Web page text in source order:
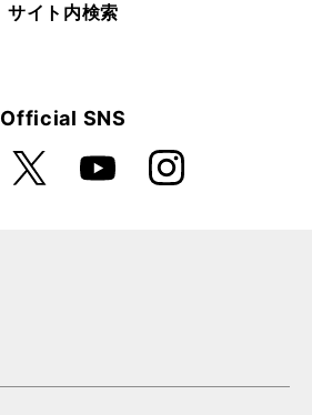
サイト内検索
Official SNS
YouTube Instagra
m